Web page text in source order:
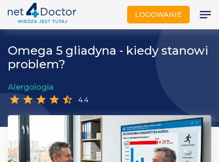
LOGOWANIE notes
Omega 5 gliadyna - kiedy stanowi
problem?
Alergologia
star starstar star star_half 4.4